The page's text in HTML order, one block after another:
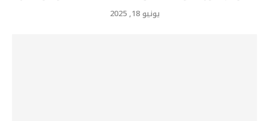
يونيو 18, 2025